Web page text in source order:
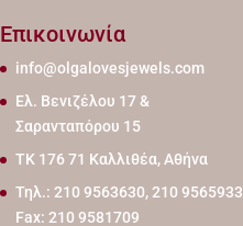
Επικοινωνία
info@olgalovesjewels.com
Ελ. Βενιζέλου 17 &
Σαρανταπόρου 15
ΤΚ 176 71 Καλλιθέα, Αθήνα
Τηλ.: 210 9563630, 210 9565933
Fax: 210 9581709